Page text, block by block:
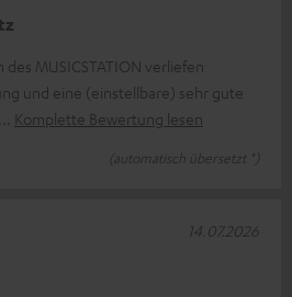
des MUSICSTATION verliefen
und eine (einstellbare) sehr gute
Komplette Bewertung lesen
(automatisch übersetzt *)
14.07.2026